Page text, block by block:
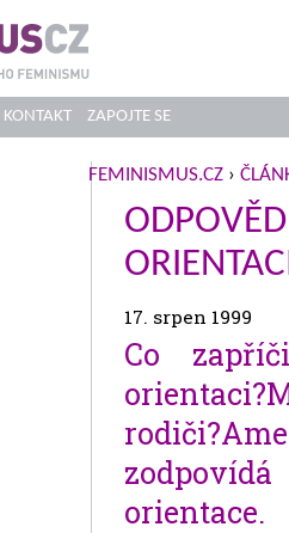
KONTAKT ZAPOJTE SE
FEMINISMUS.CZ ›
17. srpen 1999
Co
orientace.